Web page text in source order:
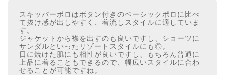
スキッパーポロはボタン付きのベーシックポロに比べ
て抜け感が出しやすく、着流しスタイルに適していま
す。
ジャケットから襟を出すのも良いですし、ショーツに
サンダルといったリゾートスタイルにも◎。
日に焼けた肌にも相性が良いですし、もちろん普通に
上品に着ることもできるので、幅広いスタイルに合わ
せることが可能ですね。